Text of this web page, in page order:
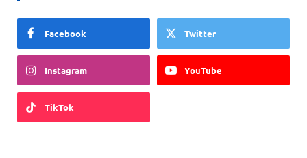
Facebook Twitter
Instagram YouTube
TikTok